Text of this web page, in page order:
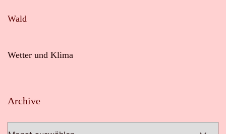
Wald
Wetter und Klima
Archive